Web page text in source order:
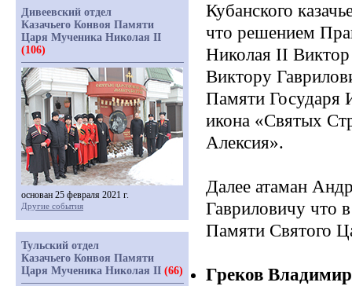
Кубанского
что решением
Николая II
Виктору
Памяти Государя
икона «Святых
Алексия».
Далее атаман
Гавриловичу что
Памяти Святого
Греков
Дивеевский отдел
Казачьего Конвоя Памяти
Царя Мученика Николая II
(106)
основан 25 февраля 2021 г.
Другие события
Тульский отдел
Казачьего Конвоя Памяти
Царя Мученика Николая II (66)